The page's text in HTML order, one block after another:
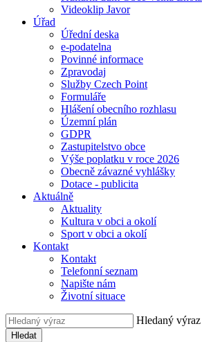
Videoklip Javor
Úřad
Úřední deska
e-podatelna
Povinné informace
Zpravodaj
Služby Czech Point
Formuláře
Hlášení obecního rozhlasu
Územní plán
GDPR
Zastupitelstvo obce
Výše poplatku v roce 2026
Obecně závazné vyhlášky
Dotace - publicita
Aktuálně
Aktuality
Kultura v obci a okolí
Sport v obci a okolí
Kontakt
Kontakt
Telefonní seznam
Napište nám
Životní situace
Hledaný výraz
Hledat